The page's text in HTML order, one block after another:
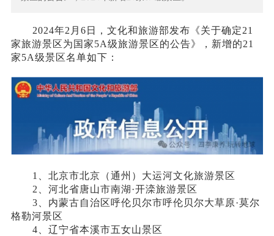
2024年2月6日，文化和旅游部发布《关于确定21
家旅游景区为国家5A级旅游景区的公告》，新增的21
家5A级景区名单如下：
1、北京市北京（通州）大运河文化旅游景区
2、河北省唐山市南湖·开滦旅游景区
3、内蒙古自治区呼伦贝尔市呼伦贝尔大草原·莫尔
格勒河景区
4、辽宁省本溪市五女山景区